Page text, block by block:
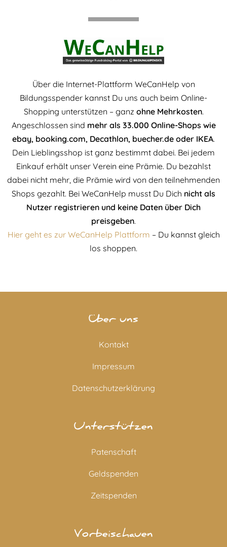
Über die Internet-Plattform WeCanHelp von
Bildungsspender kannst Du uns auch beim Online-
Shopping unterstützen – ganz ohne Mehrkosten.
Angeschlossen sind mehr als 33.000 Online-Shops wie
ebay, booking.com, Decathlon, buecher.de oder IKEA.
Dein Lieblingsshop ist ganz bestimmt dabei. Bei jedem
Einkauf erhält unser Verein eine Prämie. Du bezahlst
dabei nicht mehr, die Prämie wird von den teilnehmenden
Shops gezahlt. Bei WeCanHelp musst Du Dich nicht als
Nutzer registrieren und keine Daten über Dich
preisgeben.
Hier geht es zur WeCanHelp Plattform – Du kannst gleich
los shoppen.
Über uns
Kontakt
Impressum
Datenschutzerklärung
Unterstützen
Patenschaft
Geldspenden
Zeitspenden
Vorbeischauen